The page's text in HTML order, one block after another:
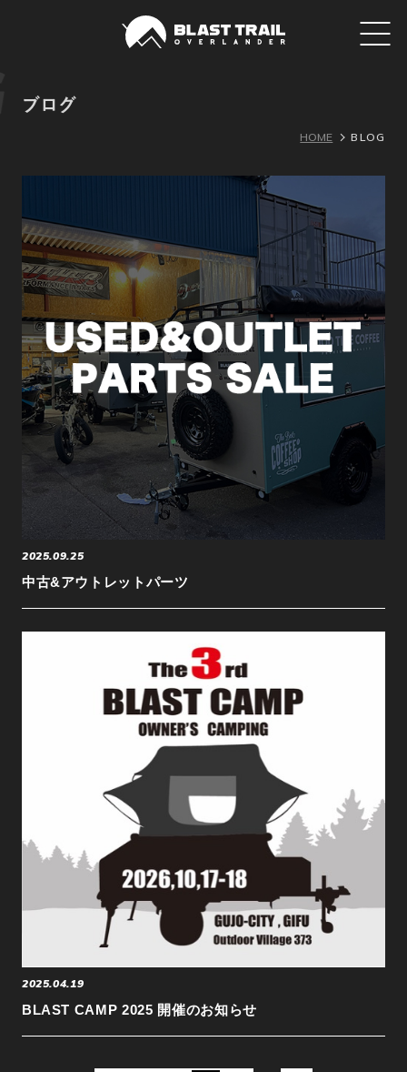
ブログ
HOME BLOG
2025.09.25
中古&アウトレットパーツ
2025.04.19
BLAST CAMP 2025 開催のお知らせ